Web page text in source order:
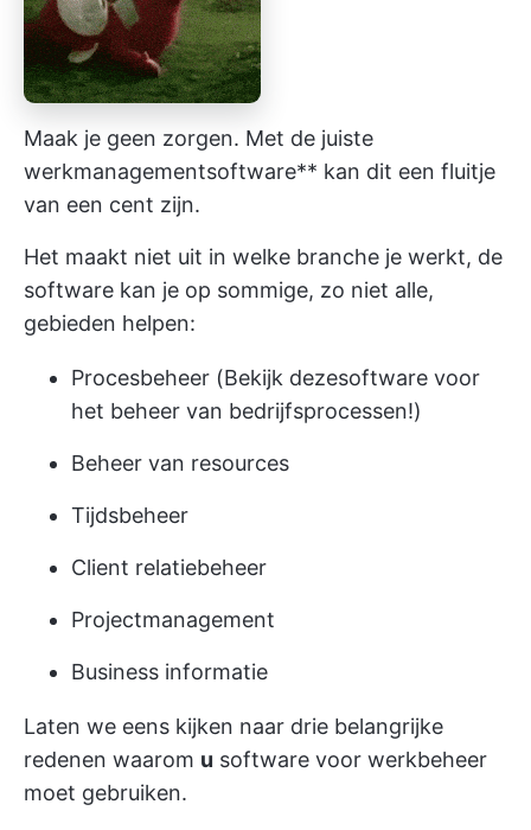
Maak je geen zorgen. Met de juiste
werkmanagementsoftware** kan dit een fluitje
van een cent zijn.
Het maakt niet uit in welke branche je werkt, de
software kan je op sommige, zo niet alle,
gebieden helpen:
Procesbeheer (Bekijk dezesoftware voor
het beheer van bedrijfsprocessen!)
Beheer van resources
Tijdsbeheer
Client relatiebeheer
Projectmanagement
Business informatie
Laten we eens kijken naar drie belangrijke
redenen waarom u software voor werkbeheer
moet gebruiken.